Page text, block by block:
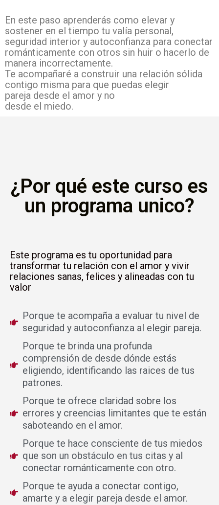
En este paso aprenderás como elevar y
sostener en el tiempo tu valía personal,
seguridad interior y autoconfianza para conectar
románticamente con otros sin huir o hacerlo de
manera incorrectamente.
Te acompañaré a construir una relación sólida
contigo misma para que puedas elegir
pareja desde el amor y no
desde el miedo.
¿Por qué este curso es
un programa unico?
Este programa es tu oportunidad para
transformar tu relación con el amor y vivir
relaciones sanas, felices y alineadas con tu
valor
Porque te acompaña a evaluar tu nivel de
seguridad y autoconfianza al elegir pareja.
Porque te brinda una profunda
comprensión de desde dónde estás
eligiendo, identificando las raices de tus
patrones.
Porque te ofrece claridad sobre los
errores y creencias limitantes que te están
saboteando en el amor.
Porque te hace consciente de tus miedos
que son un obstáculo en tus citas y al
conectar románticamente con otro.
Porque te ayuda a conectar contigo,
amarte y a elegir pareja desde el amor.